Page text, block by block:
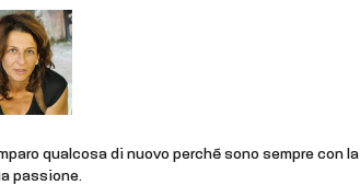
qualcosa di nuovo perché sono sempre con la
passione.